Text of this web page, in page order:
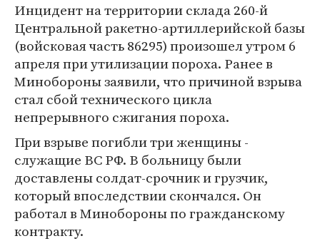
Инцидент на территории склада 260-й
Центральной ракетно-артиллерийской базы
(войсковая часть 86295) произошел утром 6
апреля при утилизации пороха. Ранее в
Минобороны заявили, что причиной взрыва
стал сбой технического цикла
непрерывного сжигания пороха.
При взрыве погибли три женщины -
служащие ВС РФ. В больницу были
доставлены солдат-срочник и грузчик,
который впоследствии скончался. Он
работал в Минобороны по гражданскому
контракту.